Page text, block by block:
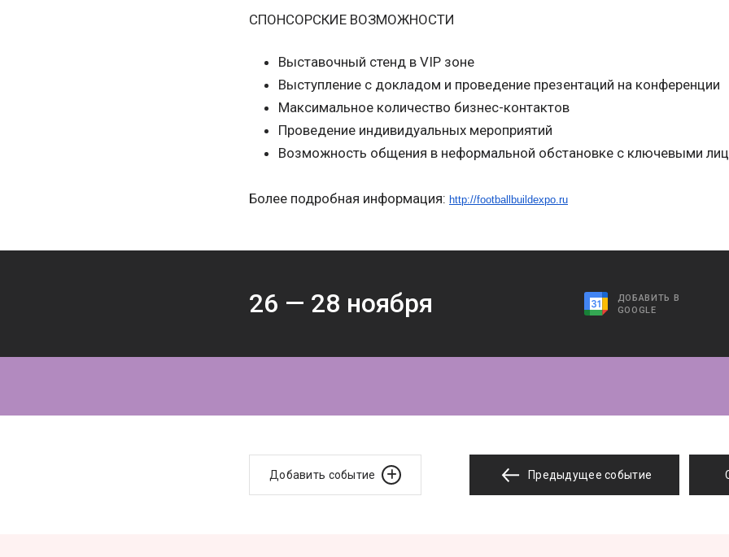
СПОНСОРСКИЕ ВОЗМОЖНОСТИ
Выставочный стенд в VIP зоне
Выступление с докладом и проведение презентаций на конференции
Максимальное количество бизнес-контактов
Проведение индивидуальных мероприятий
Возможность общения в неформальной обстановке с ключевыми
Более подробная информация: http://footballbuildexpo.ru
26 — 28 ноября
ДОБАВИТЬ В
GOOGLE
Добавить событие Предыдущее событие